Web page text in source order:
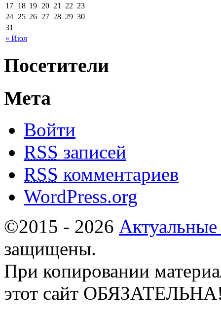
« Июл
17 18 19 20 21 22 23
24 25 26 27 28 29 30
31
Посетители
Мета
Войти
RSS записей
RSS комментариев
WordPress.org
©2015 - 2026
защищены.
При копировании
этот сайт